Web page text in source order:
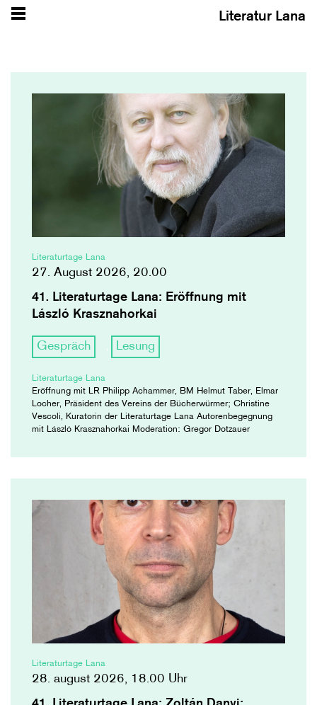
Literaturtage Lana
27. August 2026, 20.00
41. Literaturtage Lana: Eröffnung mit
László Krasznahorkai
Gespräch , Lesung
Literaturtage Lana
Eröffnung mit LR Philipp Achammer, BM Helmut Taber, Elmar
Locher, Präsident des Vereins der Bücherwürmer; Christine
Vescoli, Kuratorin der Literaturtage Lana Autorenbegegnung
mit László Krasznahorkai Moderation: Gregor Dotzauer
Literaturtage Lana
28. august 2026, 18.00 Uhr
Literatur Lana